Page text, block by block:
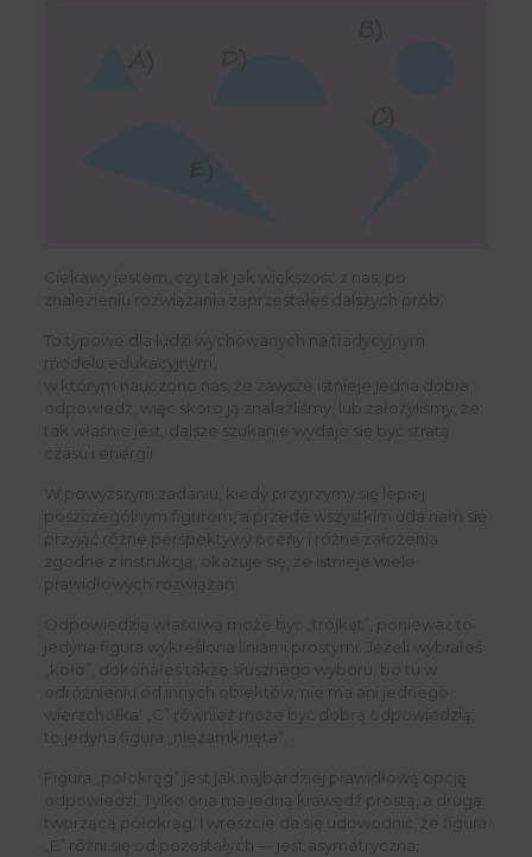
Ciekawy jestem, czy tak jak większość z nas, po
znalezieniu rozwiązania zaprzestałeś dalszych prób.
To typowe dla ludzi wychowanych na tradycyjnym
modelu edukacyjnym,
w którym nauczono nas, że zawsze istnieje jedna dobra
odpowiedź, więc skoro ją znaleźliśmy, lub założyliśmy, że
tak właśnie jest, dalsze szukanie wydaje się być stratą
czasu i energii.
W powyższym zadaniu, kiedy przyjrzymy się lepiej
poszczególnym figurom, a przede wszystkim uda nam się
przyjąć różne perspektywy oceny i różne założenia
zgodne z instrukcją, okazuje się, że istnieje wiele
prawidłowych rozwiązań.
Odpowiedzią właściwą może być „trójkąt”, ponieważ to
jedyna figura wykreślona liniami prostymi. Jeżeli wybrałeś
„koło”, dokonałeś także słusznego wyboru, bo tu w
odróżnieniu od innych obiektów, nie ma ani jednego
wierzchołka. „C” również może być dobrą odpowiedzią;
to jedyna figura „niezamknięta”.
Figura „półokrąg” jest jak najbardziej prawidłową opcją
odpowiedzi. Tylko ona ma jedną krawędź prostą, a drugą
tworzącą półokrąg. I wreszcie da się udowodnić, że figura
„E” różni się od pozostałych — jest asymetryczna.